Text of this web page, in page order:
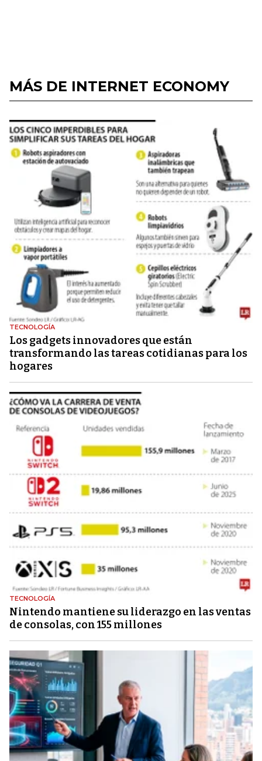
MÁS DE INTERNET ECONOMY
TECNOLOGÍA
Los gadgets innovadores que están
transformando las tareas cotidianas para los
hogares
TECNOLOGÍA
Nintendo mantiene su liderazgo en las ventas
de consolas, con 155 millones